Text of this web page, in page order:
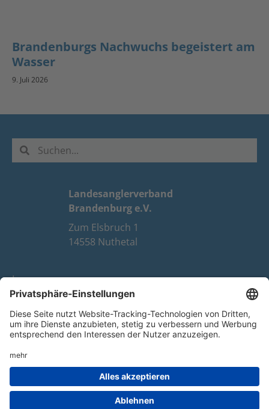
Brandenburgs Nachwuchs begeistert am
Wasser
9. Juli 2026
Landesanglerverband
Brandenburg e.V.
Zum Elsbruch 1
14558 Nuthetal
Impressum
Datenschutz
FAQ